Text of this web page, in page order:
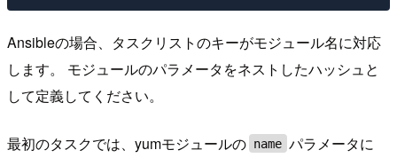
Ansibleの場合、タスクリストのキーがモジュール名に対応
します。 モジュールのパラメータをネストしたハッシュと
して定義してください。
最初のタスクでは、yumモジュールの name パラメータに